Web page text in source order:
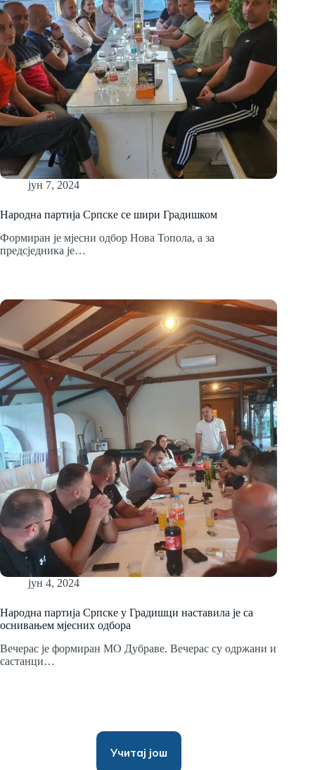
јун 7, 2024
Народна партија Српске се шири Градишком
Формиран је мјесни одбор Нова Топола, а за
предсједника је…
јун 4, 2024
Народна партија Српске у Градишци наставила је са
оснивањем мјесних одбора
Вечерас је формиран МО Дубраве. Вечерас су одржани и
састанци…
Учитај још